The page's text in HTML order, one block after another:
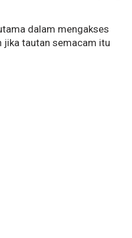
dalam mengakses
jika tautan semacam itu